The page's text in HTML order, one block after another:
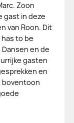
Zoon
gast in deze
van Roon. Dit
has to be
en de
gasten
en
boventoon